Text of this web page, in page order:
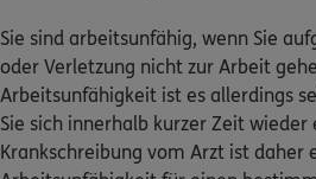
Sie sind arbeitsunfähig, wenn Sie
oder Verletzung nicht zur Arbeit
Arbeitsunfähigkeit ist es allerdings
Sie sich innerhalb kurzer Zeit wieder
Krankschreibung vom Arzt ist daher